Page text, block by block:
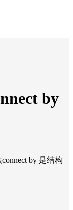
by
by 是结构